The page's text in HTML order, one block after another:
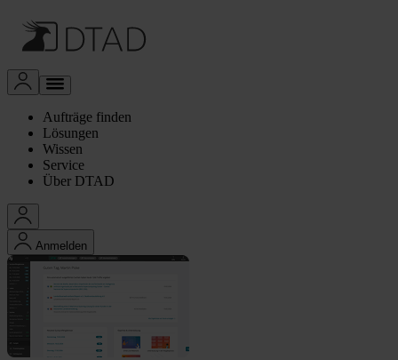
Aufträge finden
Lösungen
Wissen
Service
Über DTAD
Anmelden